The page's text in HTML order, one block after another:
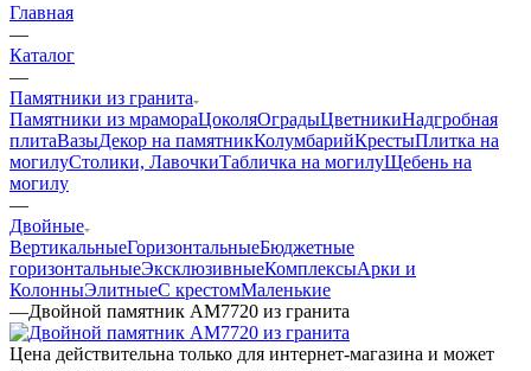
Главная
—
Каталог
—
Памятники из гранита
Памятники из мрамораЦоколяОградыЦветникиНадгробная
плитаВазыДекор на памятникКолумбарийКрестыПлитка на
могилуСтолики, ЛавочкиТабличка на могилуЩебень на
могилу
—
Двойные
ВертикальныеГоризонтальныеБюджетные
горизонтальныеЭксклюзивныеКомплексыАрки и
КолонныЭлитныеС крестомМаленькие
—Двойной памятник AM7720 из гранита
Цена действительна только для интернет-магазина и может